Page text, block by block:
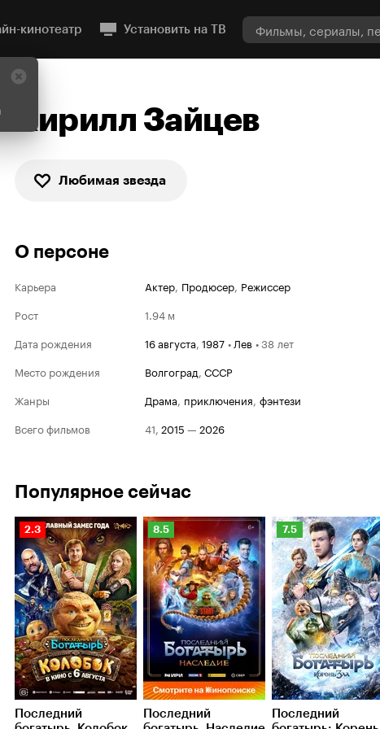
кинотеатр Установить на ТВ
Кирилл Зайцев
Любимая звезда
О персоне
Карьера Актер, Продюсер, Режиссер
Рост
1.94 м
Дата рождения
16 августа, 1987 • Лев •38 лет
Место рождения
Волгоград, СССР
Жанры
драма, приключения, фэнтези
Всего фильмов
41, 2015 — 2026
Популярное сейчас
Рейтинг
Кинопоиска
2.3
2.3
Последний
Рейтинг
Кинопоиска
8.5
8.5
Последний
Рейтинг
Кинопоиска
7.5
7.5
Последний